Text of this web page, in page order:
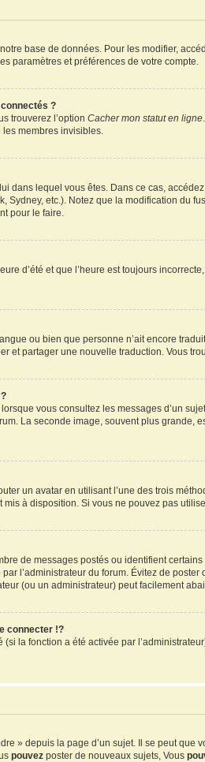
base de données. Pour les modifier,
paramètres et préférences de votre compte.
?
trouverez l’optionCacher mon statut en ligne
les membres invisibles.
dans lequel vous êtes. Dans ce cas,
etc.). Notez que la modification du
pour le faire.
d’été et que l’heure est toujours
ou bien que personne n’ait encore
et partager une nouvelle traduction. Vous
vous consultez les messages d’un
La seconde image, souvent plus grande,
un avatar en utilisant l’une des trois
à disposition. Si vous ne pouvez pas
de messages postés ou identifient
l’administrateur du forum. Évitez de
(ou un administrateur) peut facilement
connecter !?
la fonction a été activée par
» depuis la page d’un sujet. Il se peut que
pouvez poster de nouveaux sujets, Vous